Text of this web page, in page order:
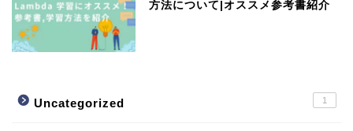
方法について|オススメ参考書紹介
Uncategorized 1